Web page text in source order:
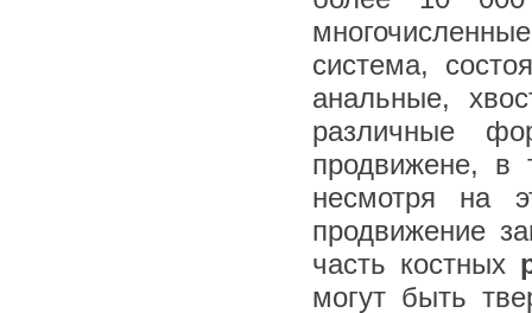
система,
анальные,
различные
продвижене, в
несмотря на
продвижение
часть костных
могут быть